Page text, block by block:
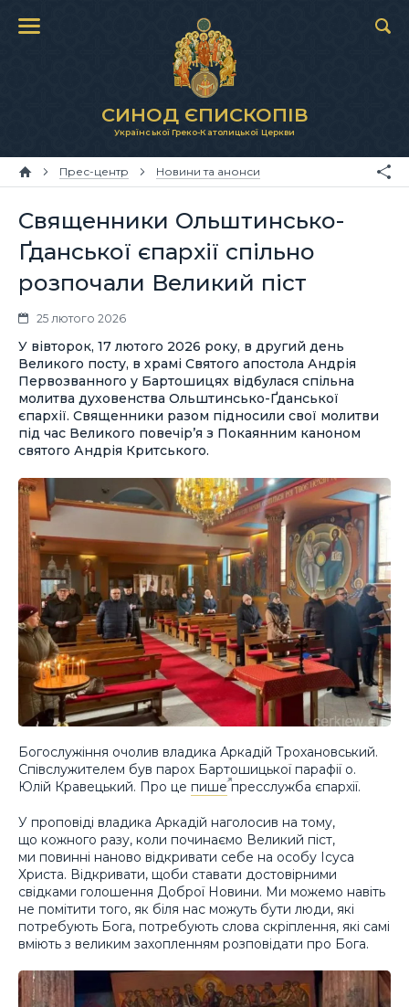
СИНОД ЄПИСКОПІВ
Української Греко-Католицької Церкви
Прес-центр Новини та анонси
Священники Ольштинсько-
Ґданської єпархії спільно
розпочали Великий піст
25 лютого 2026
У вівторок, 17 лютого 2026 року, в другий день
Великого посту, в храмі Святого апостола Андрія
Первозванного у Бартошицях відбулася спільна
молитва духовенства Ольштинсько-Ґданської
єпархії. Священники разом підносили свої молитви
під час Великого повечір’я з Покаянним каноном
святого Андрія Критського.
Богослужіння очолив владика Аркадій Трохановський.
Співслужителем був парох Бартошицької парафії о.
Юлій Кравецький. Про це пишепресслужба єпархії.
У проповіді владика Аркадій наголосив на тому,
що кожного разу, коли починаємо Великий піст,
ми повинні наново відкривати себе на особу Ісуса
Христа. Відкривати, щоби ставати достовірними
свідками голошення Доброї Новини. Ми можемо навіть
не помітити того, як біля нас можуть бути люди, які
потребують Бога, потребують слова скріплення, які самі
вміють з великим захопленням розповідати про Бога.